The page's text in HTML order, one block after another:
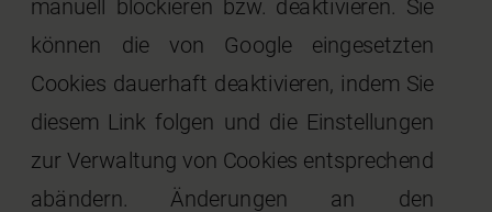
manuell blockieren bzw. deaktivieren. Sie
können die von Google eingesetzten
Cookies dauerhaft deaktivieren, indem Sie
diesem Link folgen und die Einstellungen
zur Verwaltung von Cookies entsprechend
abändern. Änderungen an den